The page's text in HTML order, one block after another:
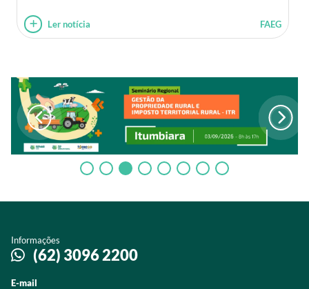
Ler notícia FAEG
Informações
(62) 3096 2200
E-mail